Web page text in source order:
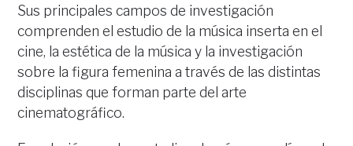
Sus principales campos de investigación
comprenden el estudio de la música inserta en el
cine, la estética de la música y la investigación
sobre la figura femenina a través de las distintas
disciplinas que forman parte del arte
cinematográfico.